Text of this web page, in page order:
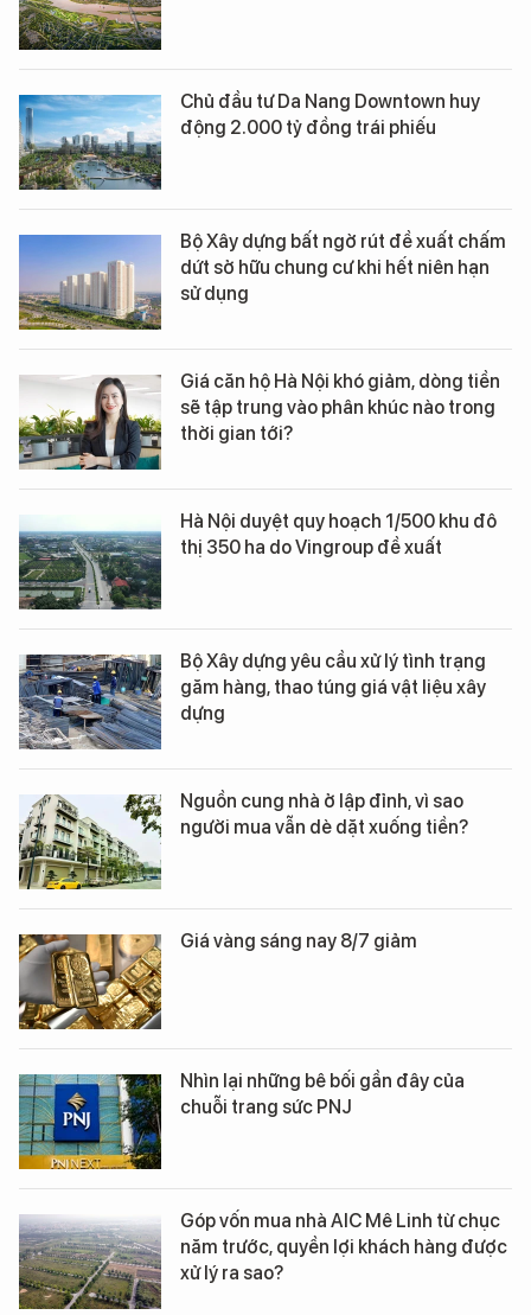
Chủ đầu tư Da Nang Downtown huy
động 2.000 tỷ đồng trái phiếu
Bộ Xây dựng bất ngờ rút đề xuất chấm
dứt sở hữu chung cư khi hết niên hạn
sử dụng
Giá căn hộ Hà Nội khó giảm, dòng tiền
sẽ tập trung vào phân khúc nào trong
thời gian tới?
Hà Nội duyệt quy hoạch 1/500 khu đô
thị 350 ha do Vingroup đề xuất
Bộ Xây dựng yêu cầu xử lý tình trạng
găm hàng, thao túng giá vật liệu xây
dựng
Nguồn cung nhà ở lập đỉnh, vì sao
người mua vẫn dè dặt xuống tiền?
Giá vàng sáng nay 8/7 giảm
Nhìn lại những bê bối gần đây của
chuỗi trang sức PNJ
Góp vốn mua nhà AIC Mê Linh từ chục
năm trước, quyền lợi khách hàng được
xử lý ra sao?